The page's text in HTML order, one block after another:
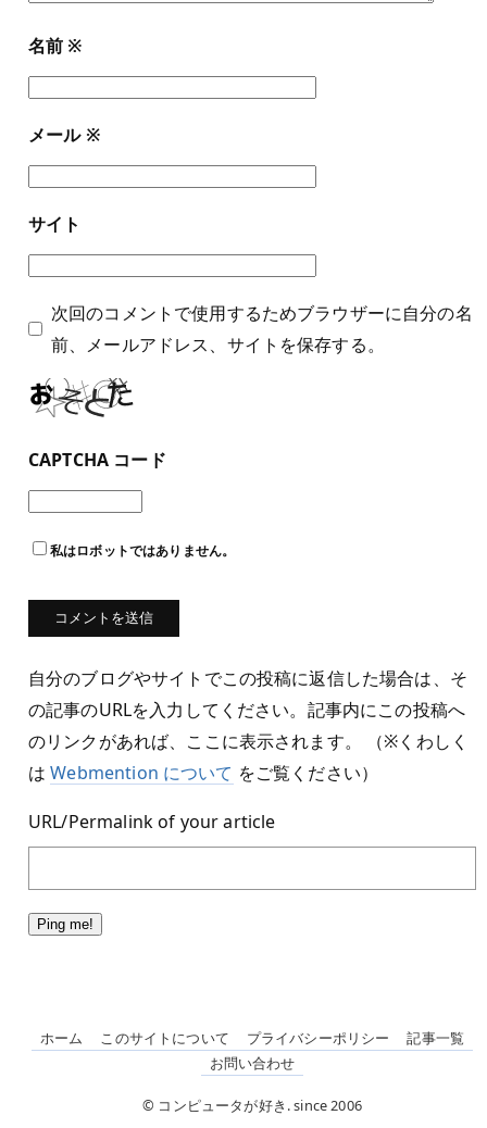
名前 ※
メール ※
サイト
次回のコメントで使用するためブラウザーに自分の名
前、メールアドレス、サイトを保存する。
CAPTCHA コード
私はロボットではありません。
自分のブログやサイトでこの投稿に返信した場合は、そ
の記事のURLを入力してください。記事内にこの投稿へ
のリンクがあれば、ここに表示されます。 （※くわしく
はWebmention について をご覧ください）
URL/Permalink of your article
ホーム このサイトについて プライバシーポリシー
記事一覧
お問い合わせ
© コンピュータが好き. since 2006